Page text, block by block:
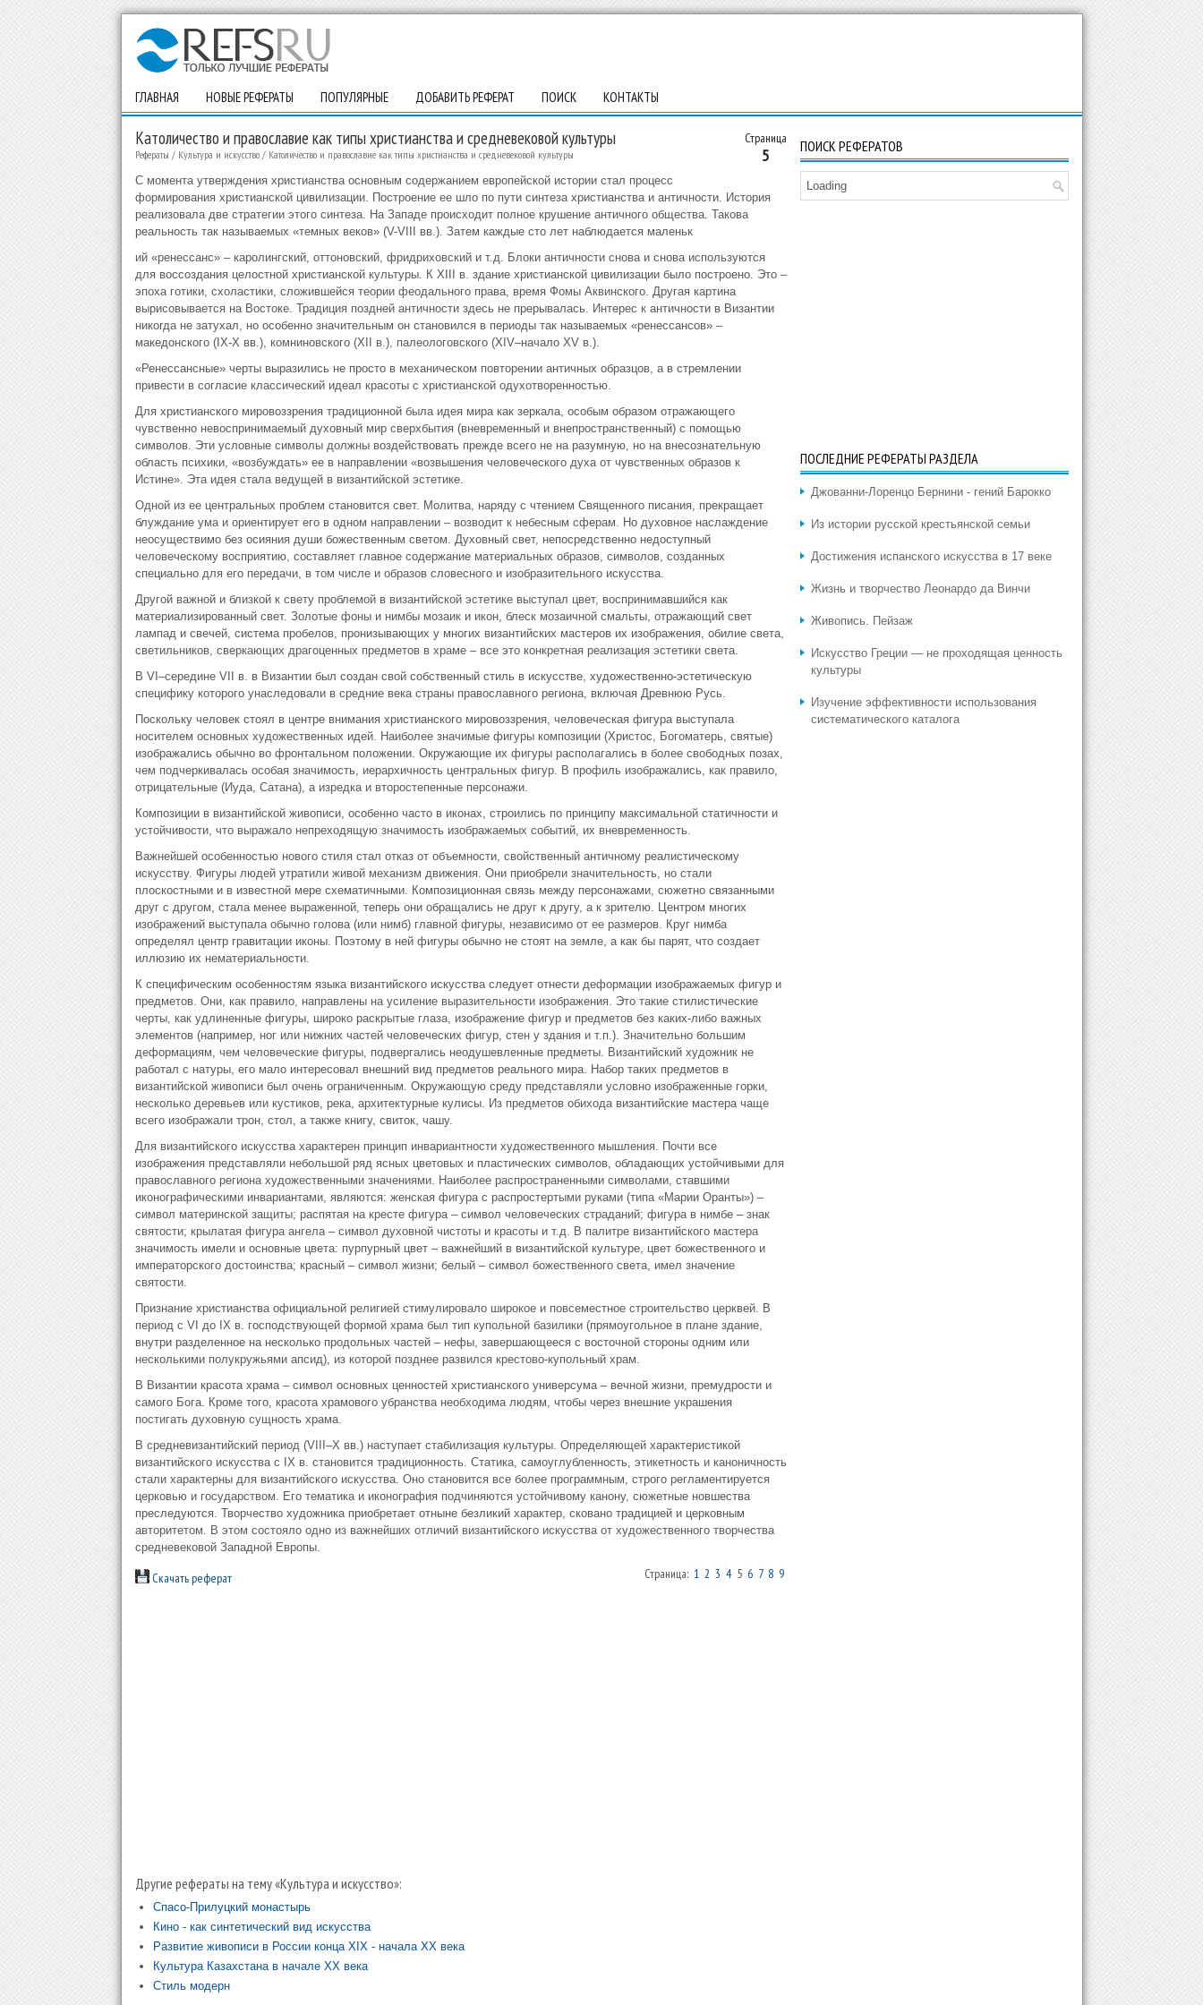
ГЛАВНАЯ НОВЫЕ РЕФЕРАТЫ ПОПУЛЯРНЫЕ ДОБАВИТЬ РЕФЕРАТ ПОИСК КОНТАКТЫ
Страница
5
Католичество и православие как типы христианства и средневековой культуры
Рефераты / Культура и искусство/ Католичество и православие как типы христианства и средневековой культуры
С момента утверждения христианства основным содержанием европейской истории стал процесс
формирования христианской цивилизации. Построение ее шло по пути синтеза христианства и античности. История
реализовала две стратегии этого синтеза. На Западе происходит полное крушение античного общества. Такова
реальность так называемых «темных веков» (V-VIII вв.). Затем каждые сто лет наблюдается маленьк
ий «ренессанс» – каролингский, оттоновский, фридриховский и т.д. Блоки античности снова и снова используются
для воссоздания целостной христианской культуры. К XIII в. здание христианской цивилизации было построено. Это –
эпоха готики, схоластики, сложившейся теории феодального права, время Фомы Аквинского. Другая картина
вырисовывается на Востоке. Традиция поздней античности здесь не прерывалась. Интерес к античности в Византии
никогда не затухал, но особенно значительным он становился в периоды так называемых «ренессансов» –
македонского (IX-X вв.), комниновского (XII в.), палеологовского (XIV–начало XV в.).
«Ренессансные» черты выразились не просто в механическом повторении античных образцов, а в стремлении
привести в согласие классический идеал красоты с христианской одухотворенностью.
Для христианского мировоззрения традиционной была идея мира как зеркала, особым образом отражающего
чувственно невоспринимаемый духовный мир сверхбытия (вневременный и внепространственный) с помощью
символов. Эти условные символы должны воздействовать прежде всего не на разумную, но на внесознательную
область психики, «возбуждать» ее в направлении «возвышения человеческого духа от чувственных образов к
Истине». Эта идея стала ведущей в византийской эстетике.
Одной из ее центральных проблем становится свет. Молитва, наряду с чтением Священного писания, прекращает
блуждание ума и ориентирует его в одном направлении – возводит к небесным сферам. Но духовное наслаждение
неосуществимо без осияния души божественным светом. Духовный свет, непосредственно недоступный
человеческому восприятию, составляет главное содержание материальных образов, символов, созданных
специально для его передачи, в том числе и образов словесного и изобразительного искусства.
Другой важной и близкой к свету проблемой в византийской эстетике выступал цвет, воспринимавшийся как
материализированный свет. Золотые фоны и нимбы мозаик и икон, блеск мозаичной смальты, отражающий свет
лампад и свечей, система пробелов, пронизывающих у многих византийских мастеров их изображения, обилие света,
светильников, сверкающих драгоценных предметов в храме – все это конкретная реализация эстетики света.
В VI–середине VII в. в Византии был создан свой собственный стиль в искусстве, художественно-эстетическую
специфику которого унаследовали в средние века страны православного региона, включая Древнюю Русь.
Поскольку человек стоял в центре внимания христианского мировоззрения, человеческая фигура выступала
носителем основных художественных идей. Наиболее значимые фигуры композиции (Христос, Богоматерь, святые)
изображались обычно во фронтальном положении. Окружающие их фигуры располагались в более свободных позах,
чем подчеркивалась особая значимость, иерархичность центральных фигур. В профиль изображались, как правило,
отрицательные (Иуда, Сатана), а изредка и второстепенные персонажи.
Композиции в византийской живописи, особенно часто в иконах, строились по принципу максимальной статичности и
устойчивости, что выражало непреходящую значимость изображаемых событий, их вневременность.
Важнейшей особенностью нового стиля стал отказ от объемности, свойственный античному реалистическому
искусству. Фигуры людей утратили живой механизм движения. Они приобрели значительность, но стали
плоскостными и в известной мере схематичными. Композиционная связь между персонажами, сюжетно связанными
друг с другом, стала менее выраженной, теперь они обращались не друг к другу, а к зрителю. Центром многих
изображений выступала обычно голова (или нимб) главной фигуры, независимо от ее размеров. Круг нимба
определял центр гравитации иконы. Поэтому в ней фигуры обычно не стоят на земле, а как бы парят, что создает
иллюзию их нематериальности.
К специфическим особенностям языка византийского искусства следует отнести деформации изображаемых фигур и
предметов. Они, как правило, направлены на усиление выразительности изображения. Это такие стилистические
черты, как удлиненные фигуры, широко раскрытые глаза, изображение фигур и предметов без каких-либо важных
элементов (например, ног или нижних частей человеческих фигур, стен у здания и т.п.). Значительно большим
деформациям, чем человеческие фигуры, подвергались неодушевленные предметы. Византийский художник не
работал с натуры, его мало интересовал внешний вид предметов реального мира. Набор таких предметов в
византийской живописи был очень ограниченным. Окружающую среду представляли условно изображенные горки,
несколько деревьев или кустиков, река, архитектурные кулисы. Из предметов обихода византийские мастера чаще
всего изображали трон, стол, а также книгу, свиток, чашу.
Для византийского искусства характерен принцип инвариантности художественного мышления. Почти все
изображения представляли небольшой ряд ясных цветовых и пластических символов, обладающих устойчивыми для
православного региона художественными значениями. Наиболее распространенными символами, ставшими
иконографическими инвариантами, являются: женская фигура с распростертыми руками (типа «Марии Оранты») –
символ материнской защиты; распятая на кресте фигура – символ человеческих страданий; фигура в нимбе – знак
святости; крылатая фигура ангела – символ духовной чистоты и красоты и т.д. В палитре византийского мастера
значимость имели и основные цвета: пурпурный цвет – важнейший в византийской культуре, цвет божественного и
императорского достоинства; красный – символ жизни; белый – символ божественного света, имел значение
святости.
Признание христианства официальной религией стимулировало широкое и повсеместное строительство церквей. В
период с VI до IX в. господствующей формой храма был тип купольной базилики (прямоугольное в плане здание,
внутри разделенное на несколько продольных частей – нефы, завершающееся с восточной стороны одним или
несколькими полукружьями апсид), из которой позднее развился крестово-купольный храм.
В Византии красота храма – символ основных ценностей христианского универсума – вечной жизни, премудрости и
самого Бога. Кроме того, красота храмового убранства необходима людям, чтобы через внешние украшения
постигать духовную сущность храма.
В средневизантийский период (VIII–Х вв.) наступает стабилизация культуры. Определяющей характеристикой
византийского искусства с IX в. становится традиционность. Статика, самоуглубленность, этикетность и каноничность
стали характерны для византийского искусства. Оно становится все более программным, строго регламентируется
церковью и государством. Его тематика и иконография подчиняются устойчивому канону, сюжетные новшества
преследуются. Творчество художника приобретает отныне безликий характер, сковано традицией и церковным
авторитетом. В этом состояло одно из важнейших отличий византийского искусства от художественного творчества
средневековой Западной Европы.
Скачать реферат Страница: 1 2 3 45 6 7 8 9
Другие рефераты на тему «Культура и искусство»:
Спасо-Прилуцкий монастырь
Кино - как синтетический вид искусства
Развитие живописи в России конца XIX - начала XX века
Культура Казахстана в начале XX века
Стиль модерн
ПОИСК РЕФЕРАТОВ
Loading
ПОСЛЕДНИЕ РЕФЕРАТЫ РАЗДЕЛА
Джованни-Лоренцо Бернини - гений Барокко
Из истории русской крестьянской семьи
Достижения испанского искусства в 17 веке
Жизнь и творчество Леонардо да Винчи
Живопись. Пейзаж
Искусство Греции — не проходящая ценность
культуры
Изучение эффективности использования
систематического каталога